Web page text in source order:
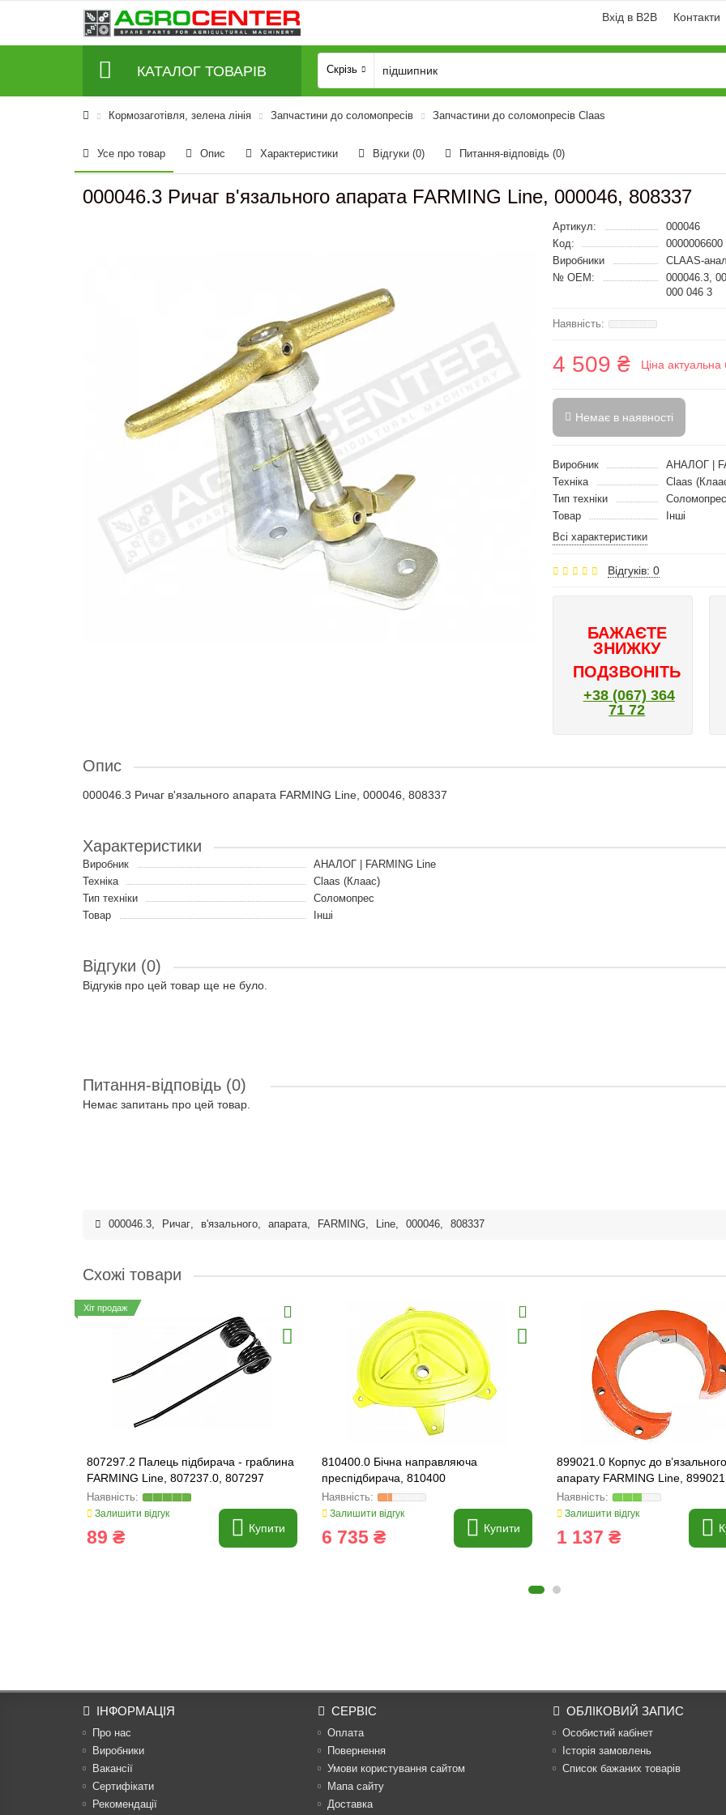
Вхід в B2B Контакти
КАТАЛОГ ТОВАРІВ Скрізь
Кормозаготівля, зелена лінія Запчастини до соломопресів Запчастини до соломопресів Claas
Усе про товар Опис Характеристики Відгуки (0) Питання-відповідь (0)
000046.3 Ричаг в'язального апарата FARMING Line, 000046, 808337
Артикул:
000046
Код:
0000006600
Виробники
CLAAS-
№ OEM:
000046.3,
000 046 3
4 509 ₴ Ціна актуальна
Немає в наявності
Виробник
АНАЛОГ |
Техніка
Claas
Тип техніки
Соломопрес
Товар
Інші
Всі характеристики
Відгуків: 0
БАЖАЄТЕ
ЗНИЖКУ
ПОДЗВОНІТЬ
+38 (067) 364
71 72
Опис
000046.3 Ричаг в'язального апарата FARMING Line, 000046, 808337
Характеристики
Виробник
АНАЛОГ | FARMING Line
Техніка
Claas (Клаас)
Тип техніки
Соломопрес
Товар
Інші
Відгуки (0)
Відгуків про цей товар ще не було.
Питання-відповідь (0)
Немає запитань про цей товар.
000046.3, Ричаг, в'язального, апарата, FARMING, Line, 000046, 808337
Схожі товари
Хіт продаж
807297.2 Палець підбирача - граблина
FARMING Line, 807237.0, 807297
Залишити відгук
89 ₴ Купити
810400.0 Бічна направляюча
преспідбирача, 810400
Залишити відгук
6 735 ₴ Купити
899021.0 Корпус до в’язального
апарату FARMING Line, 899021
Залишити відгук
1 137 ₴
ІНФОРМАЦІЯ
Про нас
Виробники
Вакансії
Сертифікати
Рекомендації
СЕРВІС
Оплата
Повернення
Умови користування сайтом
Мапа сайту
Доставка
ОБЛІКОВИЙ ЗАПИС
Особистий кабінет
Історія замовлень
Список бажаних товарів